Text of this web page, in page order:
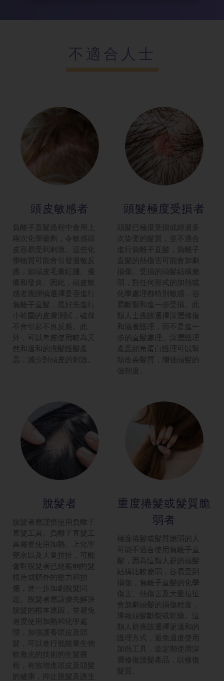
不適合人士
頭皮敏感者
負離子直髮過程中會用上
兩次化學藥劑，令敏感頭
皮容易受到刺激。這些化
學物質可能會引發過敏反
應，如頭皮毛囊紅腫、瘙
癢和發炎。因此，頭皮敏
感者應謹慎選擇是否進行
負離子直髮，最好先進行
小範圍的皮膚測試，確保
不會引起不良反應。此
外，可以考慮使用較為天
然和溫和的洗髮護髮產
品，減少對頭皮的刺激。
頭髮極度受損 者
頭髮已極度受損或經過多
次染燙的髮質，並不適合
進行負離子直髮，負離子
直髮的熱傷害可能會加劇
損傷。受損的頭髮結構脆
弱，對任何形式的加熱或
化學處理都特別敏感，容
易斷裂和進一步受損。此
類人士應該選擇深層修復
和滋養護理，而不是進一
步的直髮處理。深層護理
產品如角蛋白護理可以幫
助改善髮質，增強頭髮的
強韌度​。
脫髮者
脫髮者應謹慎使用負離子
直髮工具。負離子直髮工
具需要使用加熱、上化學
藥水以及大量拉扯，可能
會對脫髮者已經脆弱的髮
根造成額外的壓力和損
傷，進一步加劇脫髮問
題。脫髮者應該優先解決
脫髮的根本原因，並避免
過度使用加熱和化學處
理，加強護養頭皮及頭
髮，可以進行低能量生物
軟激光的技術的生髮療
程，有效增進頭皮及頭髮
的健康，抑止脫髮及誘生
重度捲髮或髮質脆
弱者
極度捲髮或髮質脆弱的人
可能不適合使用負離子直
髮，因為這類人群的頭髮
結構比較脆弱，容易受到
損傷，負離子直髮的化學
傷害、熱傷害及大量拉扯
會加劇頭髮的損傷程度，
導致頭髮斷裂或乾燥。這
類人群應該選擇更溫和的
護理方式，避免過度使用
加熱工具，並定期使用深
層修復護髮產品，以修復
髮質​。